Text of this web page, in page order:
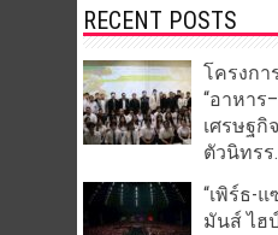
RECENT POSTS
โครงกา
“อาหาร
เศรษฐกิ
ตัวนิทรร
“เพิร์ธ-
มันส์ ไฮ